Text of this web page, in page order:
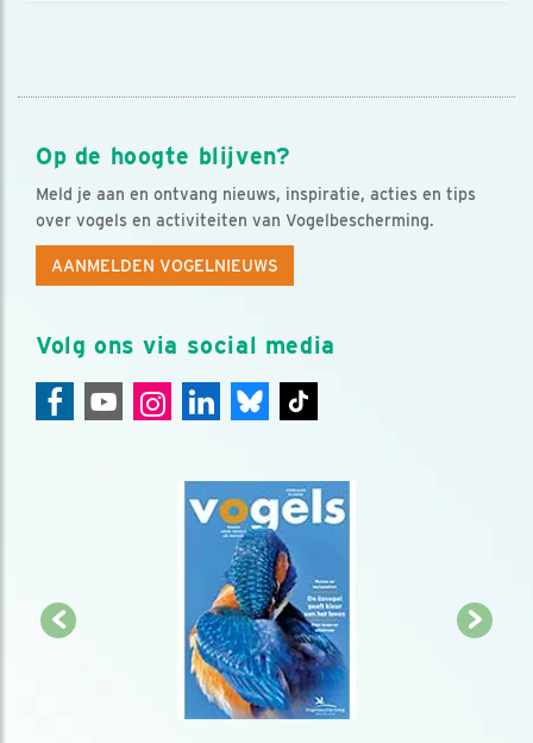
Op de hoogte blijven?
Meld je aan en ontvang nieuws, inspiratie, acties en tips
over vogels en activiteiten van Vogelbescherming.
AANMELDEN VOGELNIEUWS
Volg ons via social media